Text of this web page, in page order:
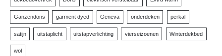
Ganzendons garment dyed Geneva onderdeken perkal
satijn uitstaplicht uitstapverlichting vierseizoenen Winterdekbed
wol